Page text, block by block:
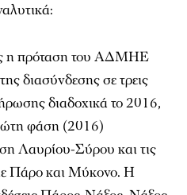
η πρόταση του ΑΔΜΗΕ
διασύνδεσης σε τρεις
διαδοχικά το 2016,
φάση (2016)
Λαυρίου-Σύρου και τις
Πάρο και Μύκονο. Η